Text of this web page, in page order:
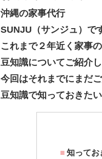
沖縄の家事代行
SUNJU（サンジュ）で
これまで２年近く家事の
豆知識についてご紹介し
今回はそれまでにまだ
豆知識で知っておきた
知ってお